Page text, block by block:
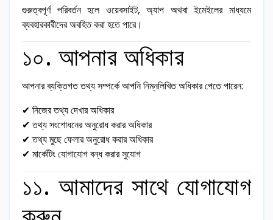
গুরুত্বপূর্ণ পরিবর্তন হলে ওয়েবসাইট, অ্যাপ অথবা ইমেইলের মাধ্যমে
ব্যবহারকারীদের অবহিত করা হতে পারে।
১০. আপনার অধিকার
আপনার ব্যক্তিগত তথ্য সম্পর্কে আপনি নিম্নলিখিত অধিকার পেতে পারেন:
✔ নিজের তথ্য দেখার অধিকার
✔ তথ্য সংশোধনের অনুরোধ করার অধিকার
✔ তথ্য মুছে ফেলার অনুরোধ করার অধিকার
✔ মার্কেটিং যোগাযোগ বন্ধ করার সুযোগ
১১. আমাদের সাথে যোগাযোগ